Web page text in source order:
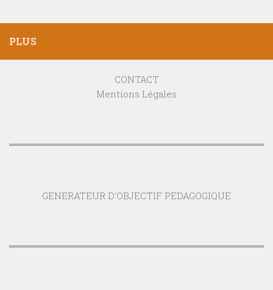
PLUS
CONTACT
Mentions Légales
GENERATEUR D'OBJECTIF PEDAGOGIQUE